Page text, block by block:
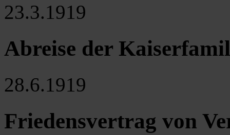
23.3.1919
Abreise der
28.6.1919
Friedensvertrag von